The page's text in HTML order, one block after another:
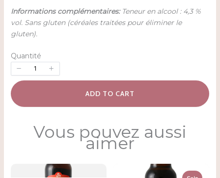
Informations complémentaires: Teneur en alcool : 4,3 %
vol. Sans gluten (céréales traitées pour éliminer le
gluten).
Quantité
ADD TO CART
Vous pouvez aussi
aimer